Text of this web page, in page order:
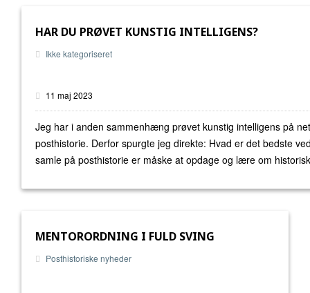
HAR DU PRØVET KUNSTIG INTELLIGENS?
Ikke kategoriseret
11 maj 2023
Jeg har i anden sammenhæng prøvet kunstig intelligens på
posthistorie. Derfor spurgte jeg direkte: Hvad er det bedste
samle på posthistorie er måske at opdage og lære om
MENTORORDNING I FULD SVING
Posthistoriske nyheder